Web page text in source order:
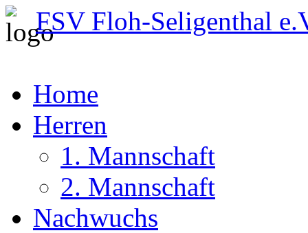
FSV Floh-Seligenthal
Home
Herren
1. Mannschaft
2. Mannschaft
Nachwuchs